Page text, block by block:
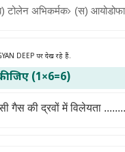
टोलेन अभिकर्मक (स)
DEEP पर देख रहे हैं.
कीजिए (1×6=6)
गैस की द्रवों में विलेयता